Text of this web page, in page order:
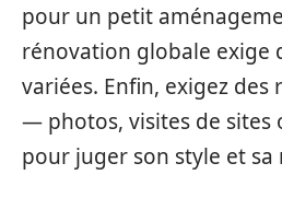
pour un petit
rénovation globale exige
variées. Enfin, exigez des
— photos, visites de sites
pour juger son style et sa